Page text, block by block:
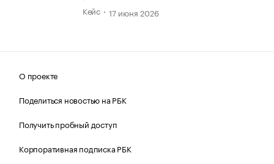
Кейс 17 июня 2026
О проекте
Поделиться новостью на РБК
Получить пробный доступ
Корпоративная подписка РБК